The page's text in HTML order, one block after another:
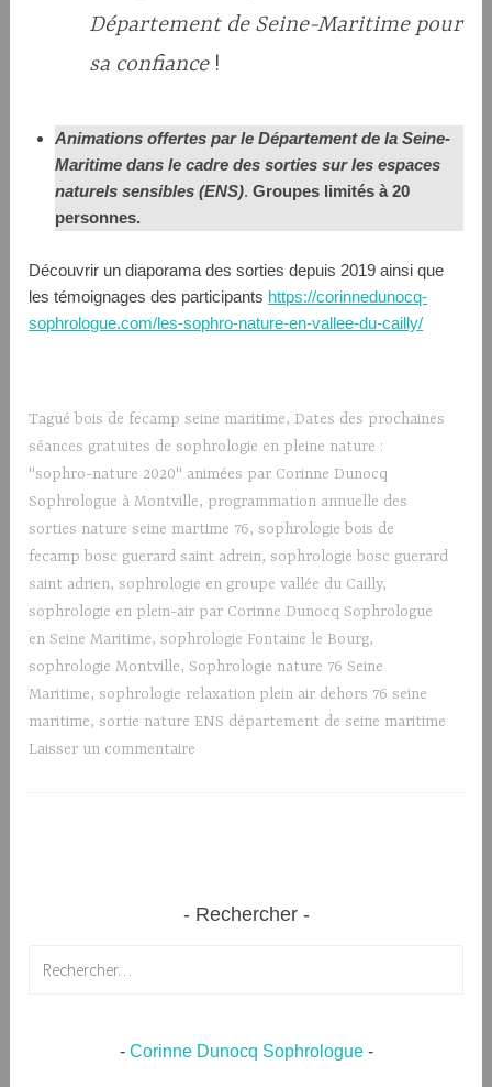
Département de Seine-Maritime pour
sa confiance!
Animations offertes par le Département de la Seine-
Maritime dans le cadre des sorties sur les espaces
naturels sensibles (ENS).Groupes limités à 20
personnes.
Découvrir un diaporama des sorties depuis 2019 ainsi que
les témoignages des participants https://corinnedunocq-
sophrologue.com/les-sophro-nature-en-vallee-du-cailly/
Tagué bois de fecamp seine maritime,Dates des prochaines
séances gratuites de sophrologie en pleine nature :
"sophro-nature 2020" animées par Corinne Dunocq
Sophrologue à Montville, programmation annuelle des
sorties nature seine martime 76,sophrologie bois de
fecamp bosc guerard saint adrein,sophrologie bosc guerard
saint adrien,sophrologie en groupe vallée du Cailly,
sophrologie en plein-air par Corinne Dunocq Sophrologue
en Seine Maritime,sophrologie Fontaine le Bourg,
sophrologie Montville, Sophrologie nature 76 Seine
Maritime,sophrologie relaxation plein air dehors 76 seine
maritime,sortie nature ENS département de seine maritime
Laisser un commentaire
Rechercher
- Corinne Dunocq Sophrologue-